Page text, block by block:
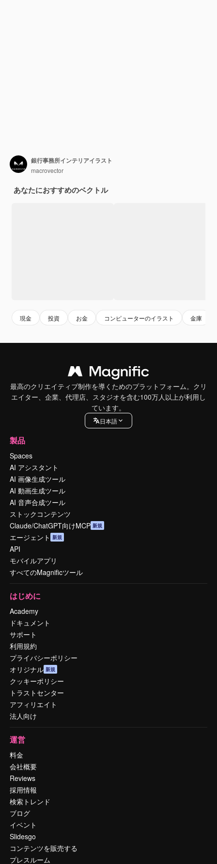
銀行事務所インテリアイラスト
macrovector
あなたにおすすめのベクトル
現金 投資 お金 コンピューターのイラスト 金庫
最高のクリエイティブ制作を導くためのプラットフォーム。クリ
エイター、企業、代理店、スタジオを含む100万人以上が利用し
ています。
日本語
製品
Spaces
AI アシスタント
AI 画像生成ツール
AI 動画生成ツール
AI 音声合成ツール
ストックコンテンツ
Claude/ChatGPT向けMCP 新規
エージェント 新規
API
モバイルアプリ
すべてのMagnificツール
はじめに
Academy
ドキュメント
サポート
利用規約
プライバシーポリシー
オリジナル 新規
クッキーポリシー
トラストセンター
アフィリエイト
法人向け
運営
料金
会社概要
Reviews
採用情報
検索トレンド
ブログ
イベント
Slidesgo
コンテンツを販売する
プレスルーム